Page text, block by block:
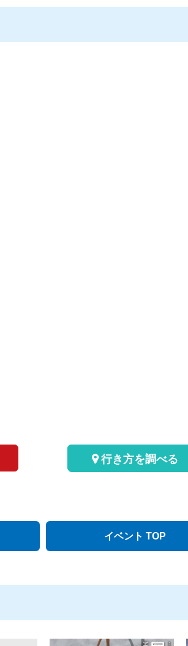
行き方を調べる
イベント TOP